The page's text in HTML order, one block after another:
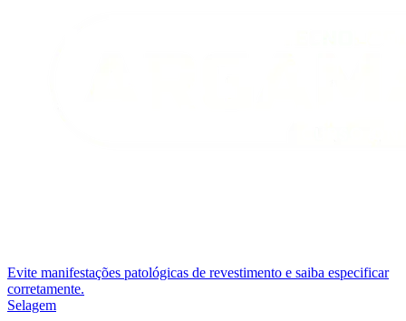
Evite manifestações patológicas de revestimento e saiba especificar
corretamente.
Selagem